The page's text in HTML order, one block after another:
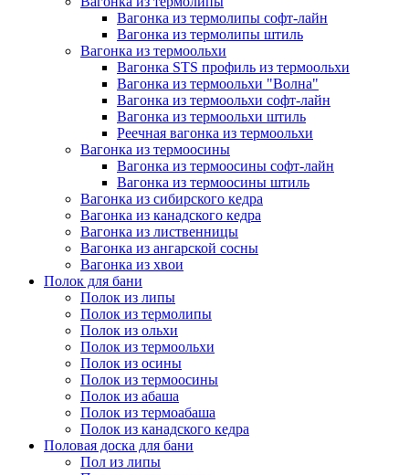
Вагонка из термолипы софт-лайн
Вагонка из термолипы штиль
Вагонка из термоольхи
Вагонка STS профиль из термоольхи
Вагонка из термоольхи "Волна"
Вагонка из термоольхи софт-лайн
Вагонка из термоольхи штиль
Реечная вагонка из термоольхи
Вагонка из термоосины
Вагонка из термоосины софт-лайн
Вагонка из термоосины штиль
Вагонка из сибирского кедра
Вагонка из канадского кедра
Вагонка из лиственницы
Вагонка из ангарской сосны
Вагонка из хвои
Полок для бани
Полок из липы
Полок из термолипы
Полок из ольхи
Полок из термоольхи
Полок из осины
Полок из термоосины
Полок из абаша
Полок из термоабаша
Полок из канадского кедра
Половая доска для бани
Пол из липы